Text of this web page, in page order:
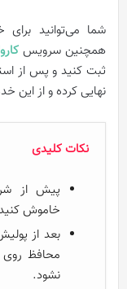
شما می‌توانید
همچنین سرویس
ثبت کنید و پس از
نهایی کرده و از این
نکات کلیدی
پیش از
خاموش
بعد از
محافظ روی
نشود.